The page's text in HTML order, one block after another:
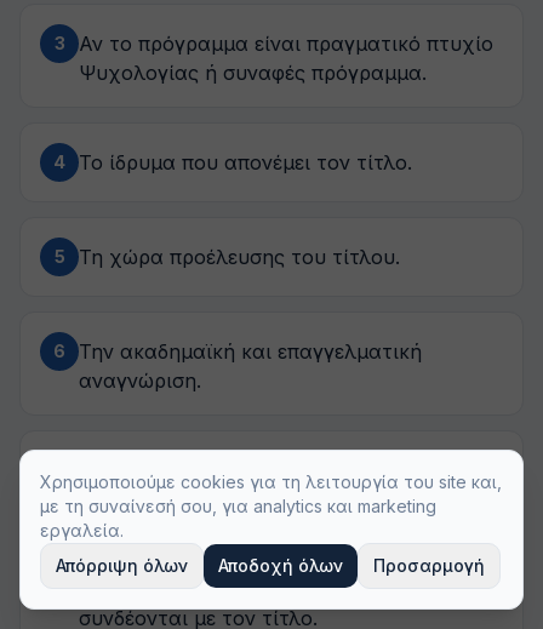
3
Αν το πρόγραμμα είναι πραγματικό πτυχίο
Ψυχολογίας ή συναφές πρόγραμμα.
4 Το ίδρυμα που απονέμει τον τίτλο.
5 Τη χώρα προέλευσης του τίτλου.
6
Την ακαδημαϊκή και επαγγελματική
αναγνώριση.
Τις προϋποθέσεις άδειας άσκησης
επαγγέλματος.
8
Τα επαγγελματικά δικαιώματα που
συνδέονται με τον τίτλο.
Χρησιμοποιούμε cookies για τη λειτουργία του site και,
με τη συναίνεσή σου, για analytics και marketing
εργαλεία.
Απόρριψη όλων
Αποδοχή όλων Προσαρμογή